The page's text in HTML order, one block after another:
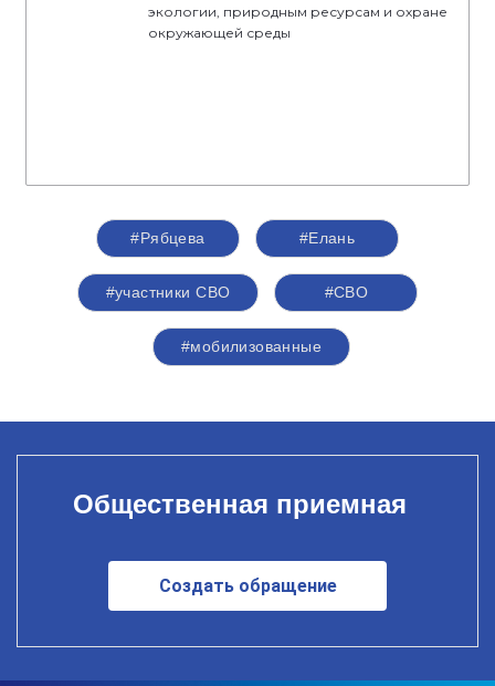
экологии, природным ресурсам и охране
окружающей среды
#Рябцева #Елань
#участники СВО #СВО
#мобилизованные
Общественная приемная
Создать обращение